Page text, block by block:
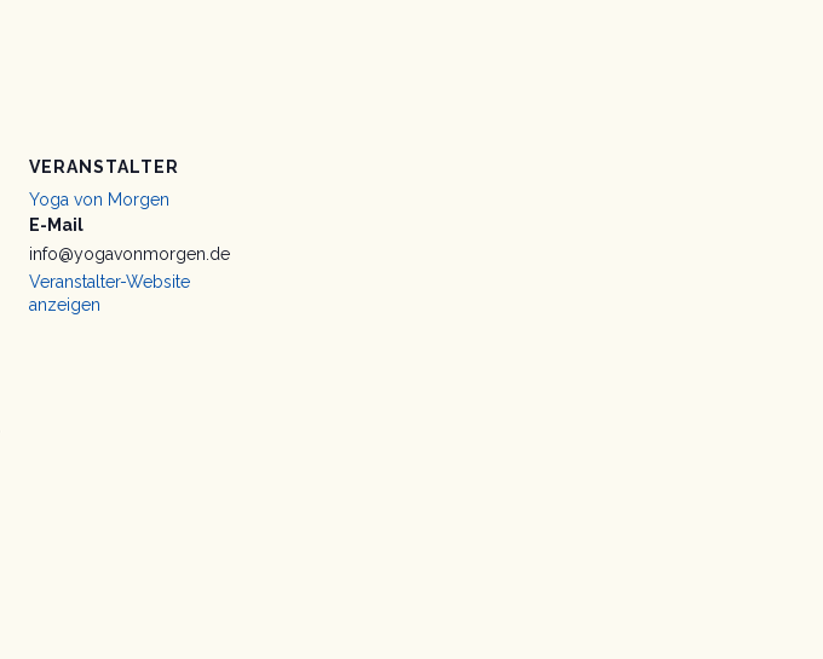
VERANSTALTER
Yoga von Morgen
E-Mail
info@yogavonmorgen.de
Veranstalter-Website
anzeigen